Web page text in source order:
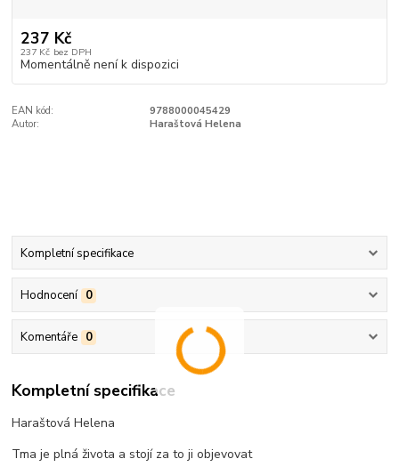
237 Kč
237 Kč bez DPH
Momentálně není k dispozici
EAN kód:
9788000045429
Autor:
Haraštová Helena
Kompletní specifikace
Hodnocení 0
Komentáře 0
Kompletní specifikace
Haraštová Helena
Tma je plná života a stojí za to ji objevovat